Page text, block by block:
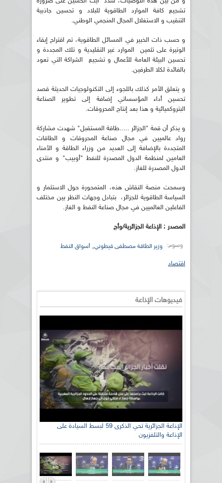
تشجيع كافة الموارد الطاقوية للبلاد و تحسين جاذبية
التنقيب و الاستغلال المجال المنجمي الوطني.
و حسب ذات الخبير في المسائل الطاقوية، تم اقتراح إبقاء
الوتيرة على تثمين الموارد غير التقليدية و تلك المجددة و
تحسين البيئة العامة للأعمال و تشجيع الشراكة التي تعود
بالفائدة لكلا الطرفين.
و يتعلق الأمر كذلك باللجوء إلى التكنولوجيات الحديثة قصد
تحسين أداء المؤسساتي إضافة إلى تطوير الصناعة
البتروكميائية و هذا بعد إنتاج المحروقات.
و يذكر أن قمة "الجزائر .....طاقة المستقبل" شهدت مشاركة
رواد عالميين في مجال صناعة المحروقات و الطاقات
المتجددة بالإضافة إلى العديد من وزراء الطاقة و الأمناء
العامين لمنظمة الدول المصدرة للنفط "أوبيب" و منتدى
الدول المصدرة للغاز.
وسمحت منصة النقاش هذه، المتمحورة حول الاستثمار و
السياسة الطاقوية للجزائر، بتبادل وجهات النظر بين مختلف
الفاعلين العالميين في مجال صناعة النفط و الغاز.
المصدر : الإذاعة الجزائرية/وأج
وسوم: وزير الطاقة مصطفى قيطوني, أسواق النفط
اقتصاد
فيديوهات الإذاعة
الإذاعة الجزائرية تحي الذكرى 59 لبسط السيادة على
الإذاعة والتلفزيون